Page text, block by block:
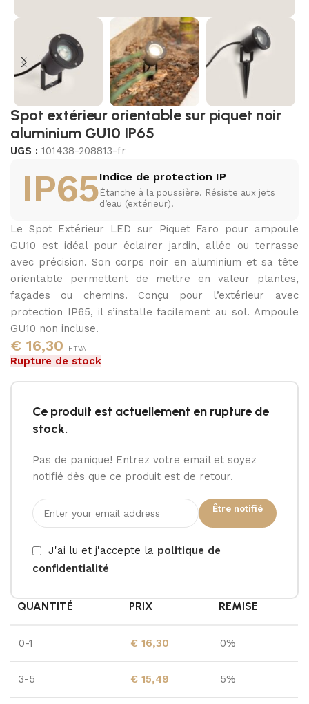
Spot extérieur orientable sur piquet noir
aluminium GU10 IP65
UGS : 101438-208813-fr
IP65Indice de protection IP
Étanche à la poussière. Résiste aux jets
d’eau (extérieur).
Le Spot Extérieur LED sur Piquet Faro pour ampoule
GU10 est idéal pour éclairer jardin, allée ou terrasse
avec précision. Son corps noir en aluminium et sa tête
orientable permettent de mettre en valeur plantes,
façades ou chemins. Conçu pour l’extérieur avec
protection IP65, il s’installe facilement au sol. Ampoule
GU10 non incluse.
€ 16,30 HTVA
Rupture de stock
Ce produit est actuellement en rupture de
stock.
Pas de panique! Entrez votre email et soyez
notifié dès que ce produit est de retour.
Être notifié
J'ai lu et j'accepte la politique de
confidentialité
QUANTITÉ PRIX REMISE
0-1 € 16,30 0%
3-5 € 15,49 5%